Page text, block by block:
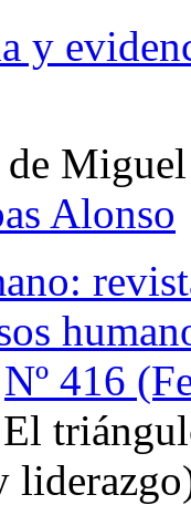
y
de
Alonso
Nº 416